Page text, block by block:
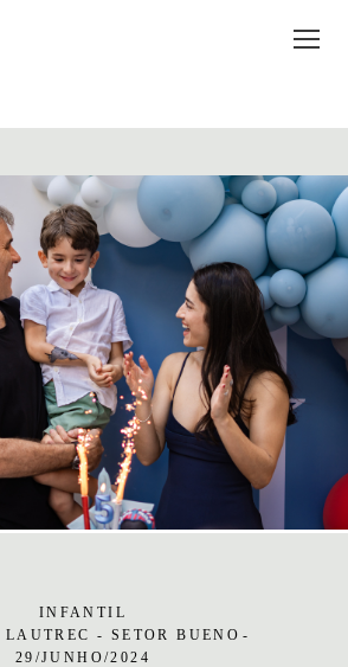
INFANTIL
- SETOR BUENO
29/JUNHO/2024